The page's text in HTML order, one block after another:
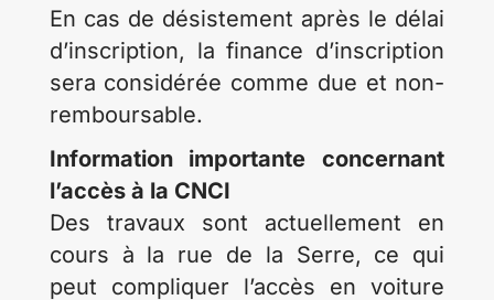
En cas de désistement après le délai
d’inscription, la finance d’inscription
sera considérée comme due et non-
remboursable.
Information importante concernant
l’accès à la CNCI
Des travaux sont actuellement en
cours à la rue de la Serre, ce qui
peut compliquer l’accès en voiture